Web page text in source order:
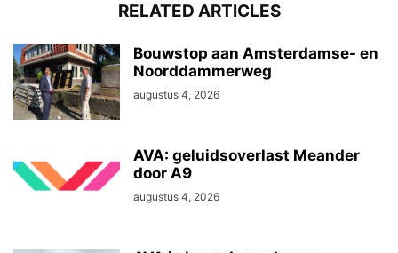
RELATED ARTICLES
Bouwstop aan Amsterdamse- en
Noorddammerweg
augustus 4, 2026
AVA: geluidsoverlast Meander
door A9
augustus 4, 2026